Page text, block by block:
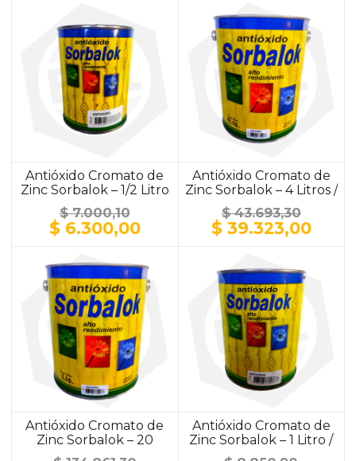
Antióxido Cromato de
Zinc Sorbalok – 1/2 Litro
/ ALUMINIO
$7.000,10
El
precio
original
era:
$ 7.000,10.
$ 6.300,00El
es:
$ 6.300,00.
Antióxido Cromato de
Zinc Sorbalok – 4 Litros /
$43.693,30
El
precio
era:
$ 43.693,30.
$ 39.323,00El
Antióxido Cromato de
Zinc Sorbalok – 20
Litros / GRIS
Antióxido Cromato de
Zinc Sorbalok – 1 Litro /
GRIS